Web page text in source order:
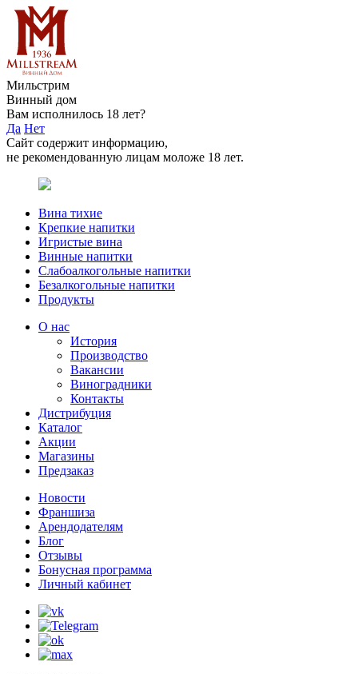
Мильстрим
Винный дом
Вам исполнилось 18 лет?
Да Нет
Сайт содержит информацию,
не рекомендованную лицам моложе 18 лет.
Вина тихие
Крепкие напитки
Игристые вина
Винные напитки
Слабоалкогольные напитки
Безалкогольные напитки
Продукты
О нас
История
Производство
Вакансии
Виноградники
Контакты
Дистрибуция
Каталог
Акции
Магазины
Предзаказ
Новости
Франшиза
Арендодателям
Блог
Отзывы
Бонусная программа
Личный кабинет